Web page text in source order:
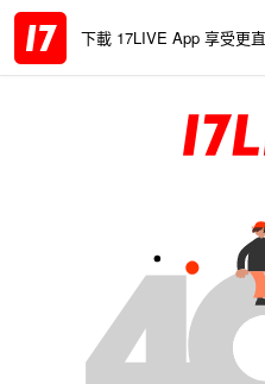
下載 17LIVE App 享受更